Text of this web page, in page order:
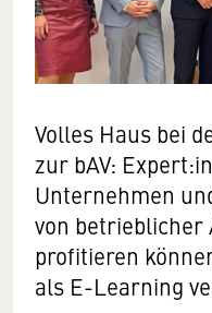
Volles Haus bei
zur bAV:
Unternehmen
von betrieblicher
profitieren
als E-Learning